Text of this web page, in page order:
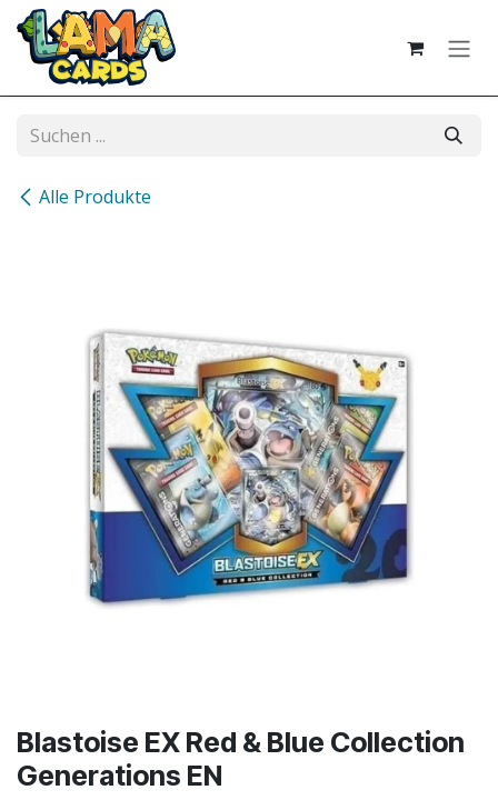
Zum Inhalt springen
Alle Produkte
Blastoise EX Red & Blue Collection
Generations EN